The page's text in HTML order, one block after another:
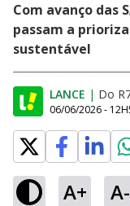
Com avanço das
passam a
sustentável
LANCE | Do
06/06/2026 -
A+ A-